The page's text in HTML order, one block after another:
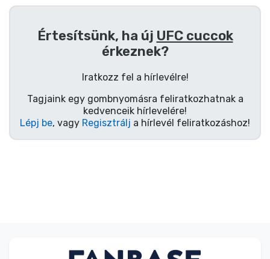
Értesítsünk, ha új UFC cuccok
érkeznek?
Iratkozz fel a hírlevélre!
Tagjaink egy gombnyomásra feliratkozhatnak a
kedvenceik hírlevelére!
Lépj be, vagy Regisztrálj a hírlevél feliratkozáshoz!
Filmes cuccok
Animés cuccok